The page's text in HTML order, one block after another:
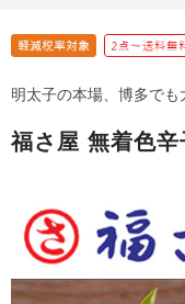
明太子の本場、博多で
福さ屋 無着色